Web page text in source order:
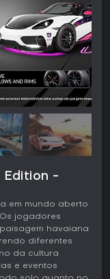
Edition -
em mundo aberto
jogadores
havaiana
diferentes
da cultura
e eventos